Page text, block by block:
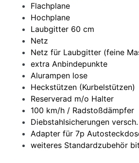
Flachplane
Hochplane
Laubgitter 60 cm
Netz
Netz für Laubgitter (feine
extra Anbindepunkte
Alurampen lose
Heckstützen (Kurbelstützen)
Reserverad m/o Halter
100 km/h / Radstoßdämpfer
Diebstahlsicherungen
Adapter für 7p
weiteres Standardzubehör